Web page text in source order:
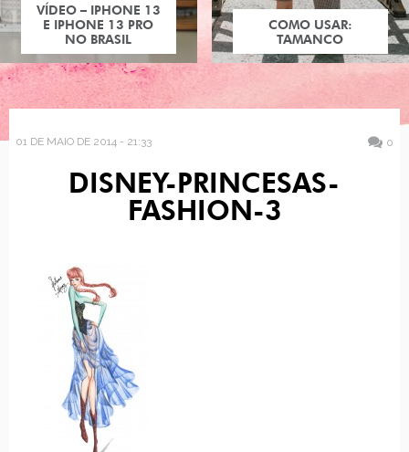
VÍDEO – IPHONE 13
E IPHONE 13 PRO
NO BRASIL
COMO USAR:
TAMANCO
01 DE MAIO DE 2014 - 21:33 0
DISNEY-PRINCESAS-
FASHION-3